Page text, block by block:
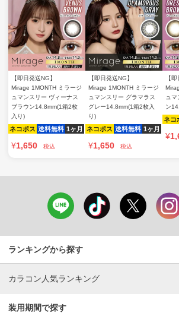
【即日発送NG】
Mirage 1MONTH ミラージ
ュマンスリー ヴィーナス
ブラウン14.8mm(1箱2枚
入り)
ネコポス 送料無料 1ヶ月
¥1,650 税込
【即日発送NG】
Mirage 1MONTH ミラージ
ュマンスリー グラマラス
グレー14.8mm(1箱2枚入
り)
ネコポス 送料無料 1ヶ月
¥1,650 税込
【
ュ
ン
ネコ
¥
ランキングから探す
カラコン人気ランキング
装用期間で探す